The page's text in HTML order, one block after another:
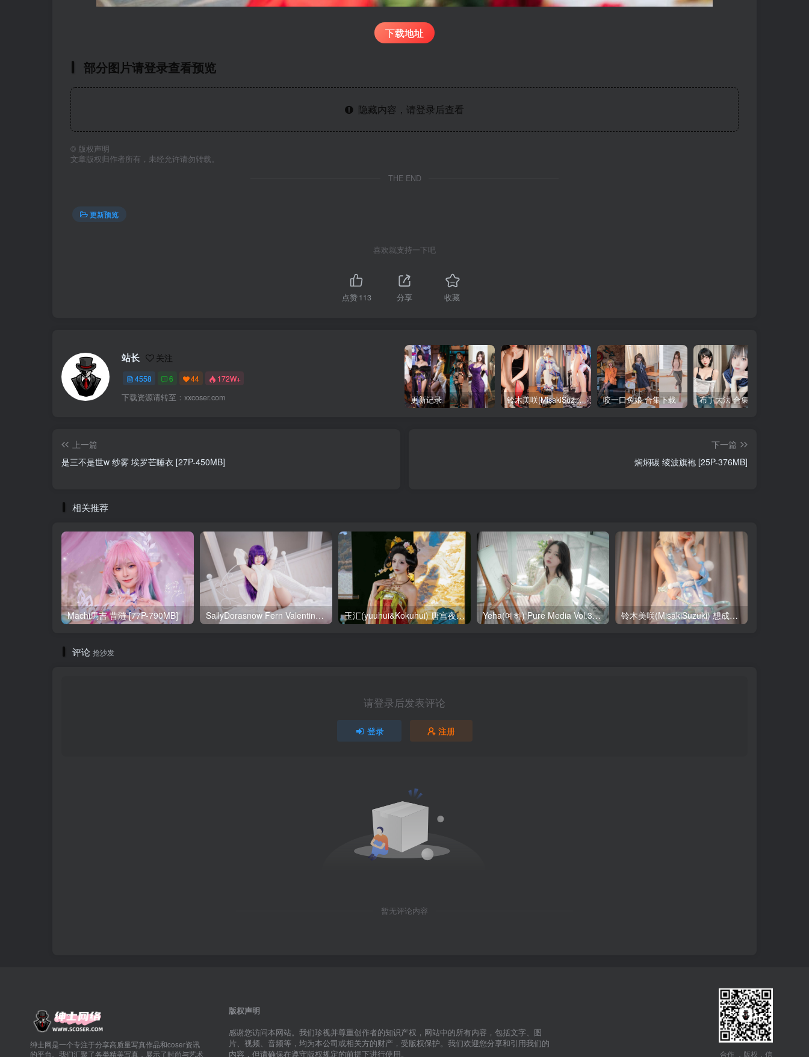
下载地址
部分图片请登录查看预览
隐藏内容，请登录后查看
© 版权声明
文章版权归作者所有，未经允许请勿转载。
THE END
更新预览
喜欢就支持一下吧
点赞113 分享 收藏
站长 关注
4558 6 44 172W+
下载资源请转至：xxcoser.com 更新记录 铃木美咲(MisakiSuzuki) 合集下载 咬一口兔娘 合集下载 布丁大法 合集下载
上一篇
是三不是世w 纱雾 埃罗芒睡衣 [27P-450MB]
下一篇
焖焖碳 绫波旗袍 [25P-376MB]
相关推荐
Machi馬吉 昔涟 [77P-790MB] SallyDorasnow Fern Valentine [50P-353MB] 玉汇(yuuhui&Kokuhui) 唐宫夜宴 [136P-1.47GB] Yeha(예하) Pure Media Vol.321 Your Majesty [119P-145MB] 铃木美咲(MisakiSuzuki) 想成为你的偶像（大耳狗瑶篇） [27P-1V-2.24GB]
评论 抢沙发
请登录后发表评论
登录 注册
暂无评论内容
绅士网是一个专注于分享高质量写真作品和coser资讯
的平台。我们汇聚了各类精美写真，展示了时尚与艺术
版权声明
感谢您访问本网站。我们珍视并尊重创作者的知识产权，网站中的所有内容，包括文字、图
片、视频、音频等，均为本公司或相关方的财产，受版权保护。我们欢迎您分享和引用我们的
内容，但请确保在遵守版权规定的前提下进行使用。
合作 ，版权，信